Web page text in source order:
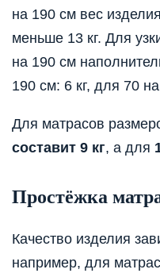
на 190 см вес
меньше 13 кг. Для
на 190 см
190 см: 6 кг, для 70
Для матрасов
составит 9 кг, а для
Простёжка
Качество изделия
например, для